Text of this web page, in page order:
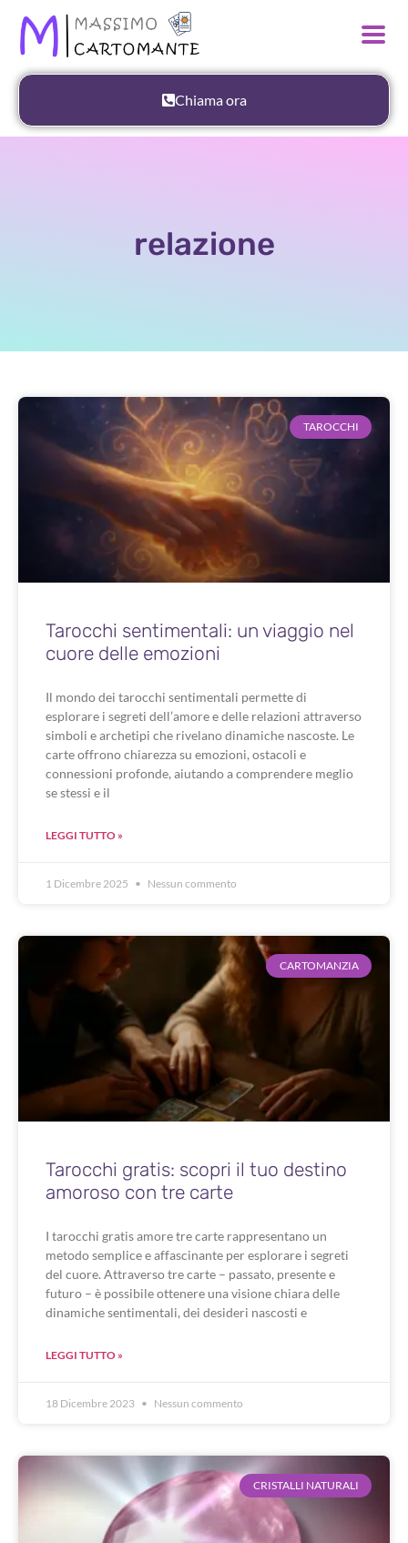
Chiama ora
relazione
TAROCCHI
Tarocchi sentimentali: un viaggio nel
cuore delle emozioni
Il mondo dei tarocchi sentimentali permette di
esplorare i segreti dell’amore e delle relazioni attraverso
simboli e archetipi che rivelano dinamiche nascoste. Le
carte offrono chiarezza su emozioni, ostacoli e
connessioni profonde, aiutando a comprendere meglio
se stessi e il
LEGGI TUTTO »
1 Dicembre 2025 Nessun commento
CARTOMANZIA
Tarocchi gratis: scopri il tuo destino
amoroso con tre carte
I tarocchi gratis amore tre carte rappresentano un
metodo semplice e affascinante per esplorare i segreti
del cuore. Attraverso tre carte – passato, presente e
futuro – è possibile ottenere una visione chiara delle
dinamiche sentimentali, dei desideri nascosti e
LEGGI TUTTO »
18 Dicembre 2023 Nessun commento
CRISTALLI NATURALI